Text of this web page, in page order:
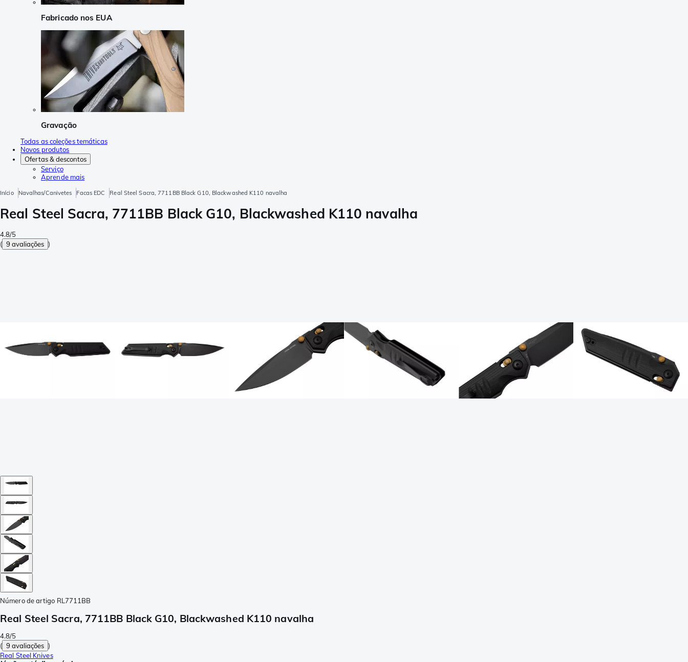
Fabricado nos EUA
Gravação
Todas as coleções temáticas
Novos produtos
Ofertas & descontos
Serviço
Aprende mais
Início Navalhas/Canivetes Facas EDC Real Steel Sacra, 7711BB Black G10, Blackwashed K110 navalha
Real Steel Sacra, 7711BB Black G10, Blackwashed K110 navalha
4.8/5
( 9 avaliações )
Número de artigo RL7711BB
Real Steel Sacra, 7711BB Black G10, Blackwashed K110 navalha
4.8/5
( 9 avaliações )
Real Steel Knives